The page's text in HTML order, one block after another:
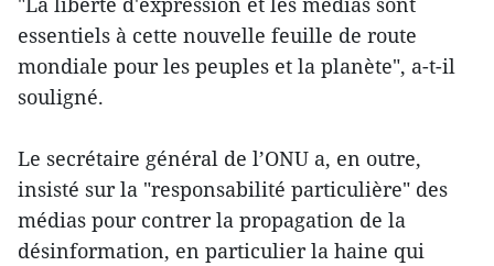
essentiels à cette nouvelle feuille de route
mondiale pour les peuples et la planète", a-t-il
souligné.
Le secrétaire général de l’ONU a, en outre,
insisté sur la "responsabilité particulière" des
médias pour contrer la propagation de la
désinformation, en particulier la haine qui